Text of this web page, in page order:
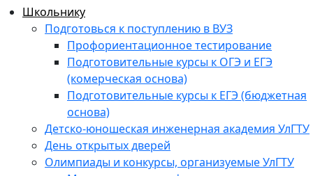
Школьнику
Подготовься к поступлению в ВУЗ
Профориентационное тестирование
Подготовительные курсы к ОГЭ и ЕГЭ
(комерческая основа)
Подготовительные курсы к ЕГЭ (бюджетная
основа)
Детско-юношеская инженерная академия УлГТУ
День открытых дверей
Олимпиады и конкурсы, организуемые УлГТУ